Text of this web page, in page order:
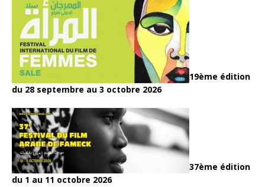
19ème édition
du 28 septembre au 3 octobre 2026
37ème édition
du 1 au 11 octobre 2026